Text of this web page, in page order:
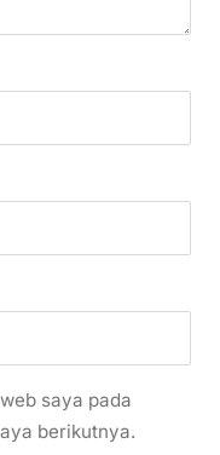
saya pada
berikutnya.